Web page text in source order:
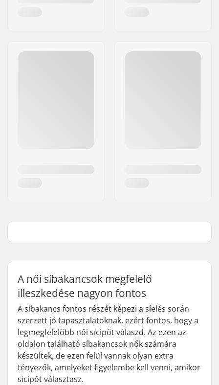
A női síbakancsok megfelelő
illeszkedése nagyon fontos
A síbakancs fontos részét képezi a síelés során
szerzett jó tapasztalatoknak, ezért fontos, hogy a
legmegfelelőbb női sícipőt válaszd. Az ezen az
oldalon található síbakancsok nők számára
készültek, de ezen felül vannak olyan extra
tényezők, amelyeket figyelembe kell venni, amikor
sícipőt választasz.